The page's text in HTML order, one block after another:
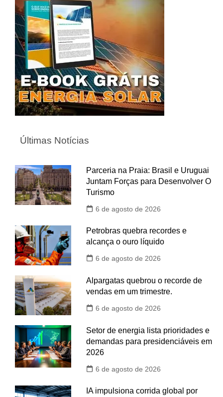
Últimas Notícias
Parceria na Praia: Brasil e Uruguai
Juntam Forças para Desenvolver O
Turismo
6 de agosto de 2026
Petrobras quebra recordes e
alcança o ouro líquido
6 de agosto de 2026
Alpargatas quebrou o recorde de
vendas em um trimestre.
6 de agosto de 2026
Setor de energia lista prioridades e
demandas para presidenciáveis em
2026
6 de agosto de 2026
IA impulsiona corrida global por